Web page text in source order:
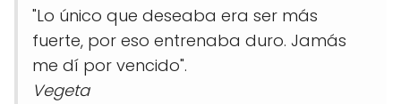
"Lo único que deseaba era ser más
fuerte, por eso entrenaba duro. Jamás
me dí por vencido".
Vegeta